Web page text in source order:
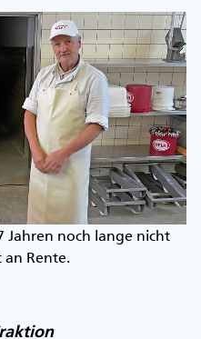
Jahren noch lange nicht
Rente.